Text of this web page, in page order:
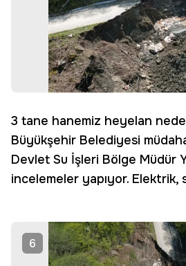
3 tane hanemiz heyelan
Büyükşehir Belediyesi
Devlet Su İşleri Bölge Müdür
incelemeler yapıyor. Elektrik,
6